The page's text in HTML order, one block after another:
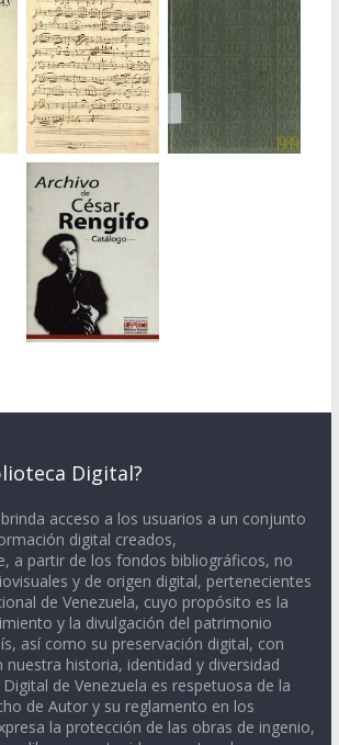
Digital?
acceso a los usuarios a un conjunto
digital creados,
a partir de los fondos bibliográficos, no
y de origen digital, pertenecientes
de Venezuela, cuyo propósito es la
y la divulgación del patrimonio
así como su preservación digital, con
nuestra historia, identidad y diversidad
de Venezuela es respetuosa de la
de Autor y su reglamento en los
la protección de las obras de ingenio,